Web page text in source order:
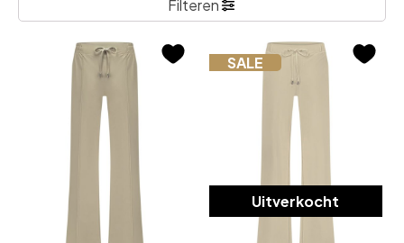
Filteren
Uitverkocht
SALE